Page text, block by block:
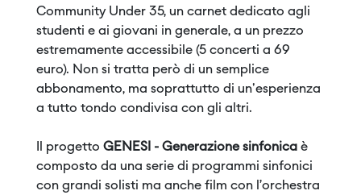
Community Under 35, un carnet dedicato agli
studenti e ai giovani in generale, a un prezzo
estremamente accessibile (5 concerti a 69
euro). Non si tratta però di un semplice
abbonamento, ma soprattutto di un'esperienza
a tutto tondo condivisa con gli altri.
Il progetto GENESI - Generazione sinfonica è
composto da una serie di programmi sinfonici
con grandi solisti ma anche film con l’orchestra